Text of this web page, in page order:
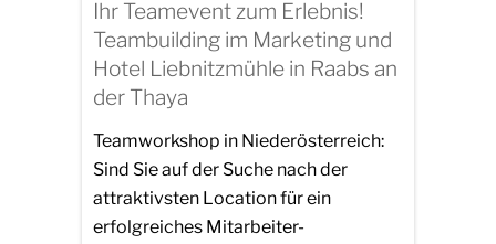
Ihr Teamevent zum Erlebnis!
Teambuilding im Marketing und
Hotel Liebnitzmühle in Raabs an
der Thaya
Teamworkshop in Niederösterreich:
Sind Sie auf der Suche nach der
attraktivsten Location für ein
erfolgreiches Mitarbeiter-